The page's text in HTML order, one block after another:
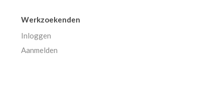
Werkzoekenden
Inloggen
Aanmelden